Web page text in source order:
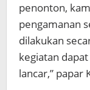
penonton,
pengamanan
dilakukan
kegiatan
lancar,” papar